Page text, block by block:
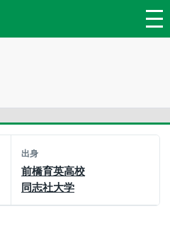
出身
前橋育英高校
同志社大学